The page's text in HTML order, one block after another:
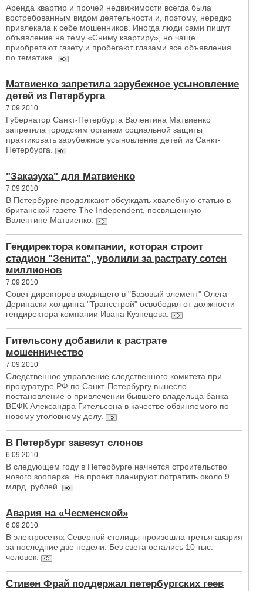
Аренда квартир и прочей недвижимости всегда была
востребованным видом деятельности и, поэтому, нередко
привлекала к себе мошенников. Иногда люди сами пишут
объявление на тему «Сниму квартиру», но чаще
приобретают газету и пробегают глазами все объявления
по тематике.
Матвиенко запретила зарубежное усыновление
детей из Петербурга
7.09.2010
Губернатор Санкт-Петербурга Валентина Матвиенко
запретила городским органам социальной защиты
практиковать зарубежное усыновление детей из Санкт-
Петербурга.
"Заказуха" для Матвиенко
7.09.2010
В Петербурге продолжают обсуждать хвалебную статью в
британской газете The Independent, посвященную
Валентине Матвиенко.
Гендиректора компании, которая строит
стадион "Зенита", уволили за растрату сотен
миллионов
7.09.2010
Совет директоров входящего в "Базовый элемент" Олега
Дерипаски холдинга "Трансстрой" освободил от должности
гендиректора компании Ивана Кузнецова.
Гительсону добавили к растрате
мошенничество
7.09.2010
Следственное управление следственного комитета при
прокуратуре РФ по Санкт-Петербургу вынесло
постановление о привлечении бывшего владельца банка
ВЕФК Александра Гительсона в качестве обвиняемого по
новому уголовному делу.
В Петербург завезут слонов
6.09.2010
В следующем году в Петербурге начнется строительство
нового зоопарка. На проект планируют потратить около 9
млрд. рублей.
Авария на «Чесменской»
6.09.2010
В электросетях Северной столицы произошла третья авария
за последние две недели. Без света остались 10 тыс.
человек.
Стивен Фрай поддержал петербургских геев